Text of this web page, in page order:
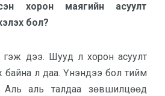
хорон маягийн асуулт
бол?
дээ. Шууд л хорон асуулт
байна л даа. Үнэндээ бол тийм
аль талдаа зөвшилцөөд